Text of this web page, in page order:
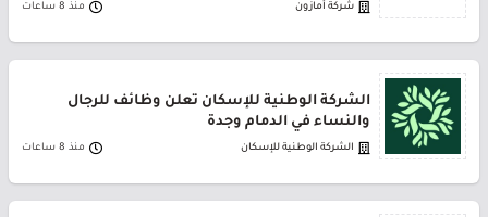
شركة أمازون منذ 8 ساعات
الشركة الوطنية للإسكان تعلن وظائف للرجال
والنساء في الدمام وجدة
الشركة الوطنية للإسكان منذ 8 ساعات